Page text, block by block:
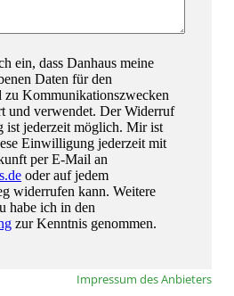
Impressum des Anbieters